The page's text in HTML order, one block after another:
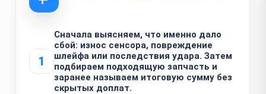
1
Сначала выясняем, что именно дало
сбой: износ сенсора, повреждение
шлейфа или последствия удара. Затем
подбираем подходящую запчасть и
заранее называем итоговую сумму без
скрытых доплат.